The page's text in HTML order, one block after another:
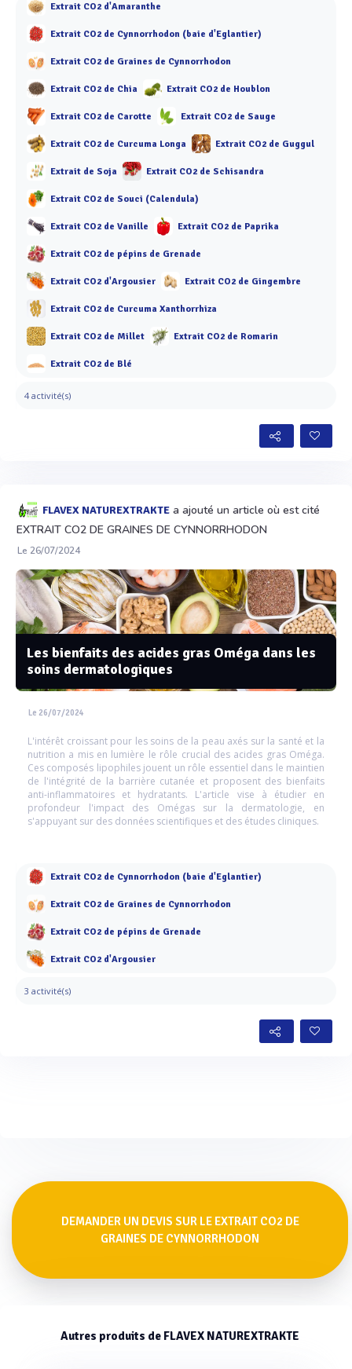
Extrait CO2 d'Amaranthe
Extrait CO2 de Cynnorrhodon (baie d'Eglantier)
Extrait CO2 de Graines de Cynnorrhodon
Extrait CO2 de Chia Extrait CO2 de Houblon
Extrait CO2 de Carotte Extrait CO2 de Sauge
Extrait CO2 de Curcuma Longa Extrait CO2 de Guggul
Extrait de Soja Extrait CO2 de Schisandra
Extrait CO2 de Souci (Calendula)
Extrait CO2 de Vanille Extrait CO2 de Paprika
Extrait CO2 de pépins de Grenade
Extrait CO2 d'Argousier Extrait CO2 de Gingembre
Extrait CO2 de Curcuma Xanthorrhiza
Extrait CO2 de Millet Extrait CO2 de Romarin
Extrait CO2 de Blé
4 activité(s)
FLAVEX NATUREXTRAKTE a ajouté un article où est cité
EXTRAIT CO2 DE GRAINES DE CYNNORRHODON
Le 26/07/2024
Les bienfaits des acides gras Oméga dans les
soins dermatologiques
Le 26/07/2024
L'intérêt croissant pour les soins de la peau axés sur la santé et la
nutrition a mis en lumière le rôle crucial des acides gras Oméga.
Ces composés lipophiles jouent un rôle essentiel dans le maintien
de l'intégrité de la barrière cutanée et proposent des bienfaits
anti-inflammatoires et hydratants. L'article vise à étudier en
profondeur l'impact des Omégas sur la dermatologie, en
s'appuyant sur des données scientifiques et des études cliniques.
Extrait CO2 de Cynnorrhodon (baie d'Eglantier)
Extrait CO2 de Graines de Cynnorrhodon
Extrait CO2 de pépins de Grenade
Extrait CO2 d'Argousier
3 activité(s)
DEMANDER UN DEVIS SUR LE EXTRAIT CO2 DE
GRAINES DE CYNNORRHODON
Autres produits de FLAVEX NATUREXTRAKTE